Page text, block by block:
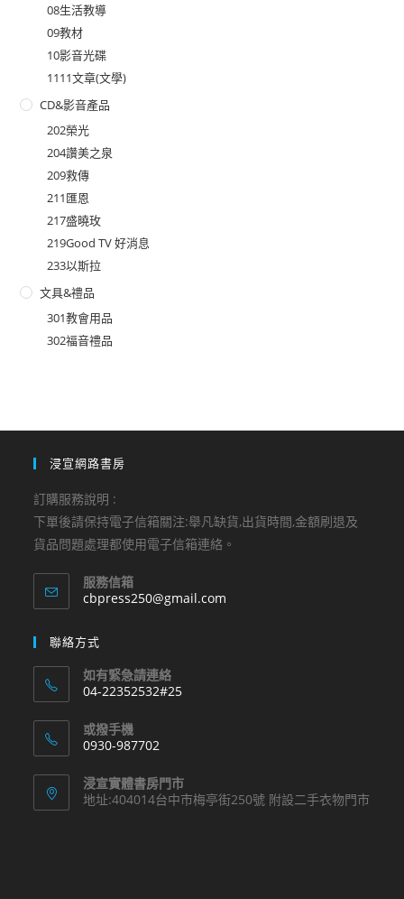
08生活教導
09教材
10影音光碟
1111文章(文學)
CD&影音產品
202榮光
204讚美之泉
209救傳
211匯恩
217盛曉玫
219Good TV 好消息
233以斯拉
文具&禮品
301教會用品
302福音禮品
浸宣網路書房
訂購服務說明 :
下單後請保持電子信箱關注:舉凡缺貨,出貨時間,金額刷退及
貨品問題處理都使用電子信箱連絡。
服務信箱
cbpress250@gmail.com
聯絡方式
如有緊急請連絡
04-22352532#25
in
your
application
或撥手機
0930-987702
in
your
浸宣實體書房門市
地址:404014台中市梅亭街250號 附設二手衣物門市